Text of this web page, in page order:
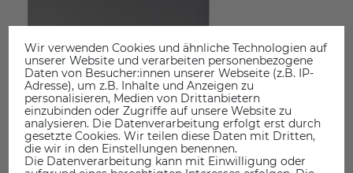
Wir verwenden Cookies und ähnliche Technologien auf
unserer Website und verarbeiten personenbezogene
Daten von Besucher:innen unserer Webseite (z.B. IP-
Adresse), um z.B. Inhalte und Anzeigen zu
personalisieren, Medien von Drittanbietern
einzubinden oder Zugriffe auf unsere Website zu
analysieren. Die Datenverarbeitung erfolgt erst durch
gesetzte Cookies. Wir teilen diese Daten mit Dritten,
die wir in den Einstellungen benennen.
Die Datenverarbeitung kann mit Einwilligung oder